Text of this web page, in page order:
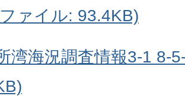
ァイル: 93.4KB)
湾海況調査情報3-1 8-